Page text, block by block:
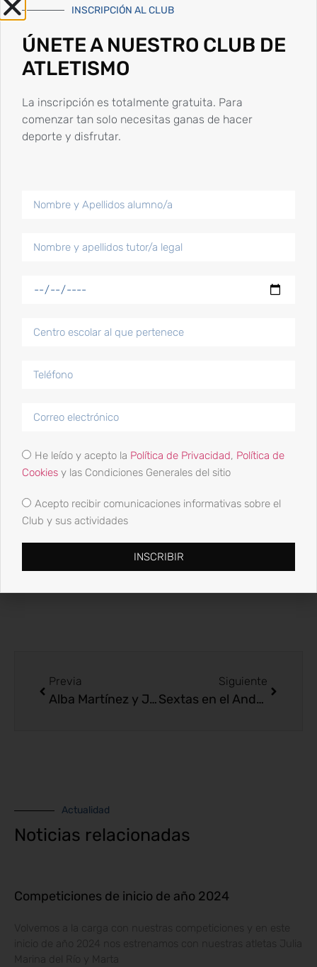
Publicaciones más populares
15 Enero, 2024
25 Junio, 2023
Campeonatos fin de semana
19 Junio, 2023
11 Junio, 2023
Categorias
Política de Cookies
Previa
Alba Martínez y Jaime Mayor, Campeones Andaluces
Siguiente
Sextas en el Andaluz de Clubes absolutas
Actualidad
Noticias relacionadas
Competiciones de inicio de año 2024
Volvemos a la carga con nuestras competiciones y en este
inicio de año 2024 nos estrenamos con nuestras atletas Julia
Marina del Río y Marta
INSCRIPCIÓN AL CLUB
ÚNETE A NUESTRO CLUB DE
ATLETISMO
La inscripción es totalmente gratuita. Para
comenzar tan solo necesitas ganas de hacer
deporte y disfrutar.
He leído y acepto la Política de Privacidad, Política de
Cookies y las Condiciones Generales del sitio
Acepto recibir comunicaciones informativas sobre el
Club y sus actividades
INSCRIBIR